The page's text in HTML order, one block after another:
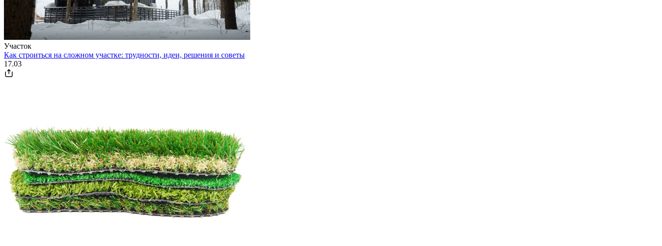
Участок
Как строиться на сложном участке: трудности, идеи, решения и советы
17.03